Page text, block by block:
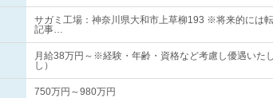
サガミ工場：神奈川県大和市上草柳193 ※将来的には
記事…
月給38万円～※経験・年齢・資格など考慮し優遇いた
し）
750万円～980万円